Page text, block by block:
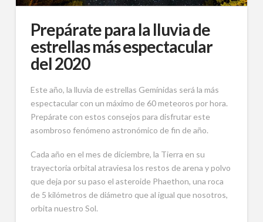
Prepárate para la lluvia de
estrellas más espectacular
del 2020
Este año, la lluvia de estrellas Gemínidas será la más
espectacular con un máximo de 60 meteoros por hora.
Prepárate con estos consejos para disfrutar este
asombroso fenómeno astronómico de fin de año.
Cada año en el mes de diciembre, la Tierra en su
trayectoria orbital atraviesa los restos de arena y polvo
que deja por su paso el asteroide Phaethon, una roca
de 5 kilómetros de diámetro que al igual que nosotros,
orbita nuestro Sol.